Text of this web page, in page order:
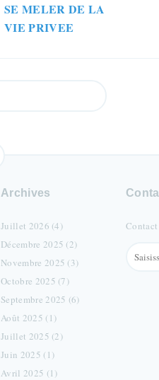
SE MELER DE LA
VIE PRIVEE
Archives
Juillet 2026 (4)
Décembre 2025 (2)
Novembre 2025 (3)
Octobre 2025 (7)
Septembre 2025 (6)
Août 2025 (1)
Juillet 2025 (2)
Juin 2025 (1)
Avril 2025 (1)
Contact